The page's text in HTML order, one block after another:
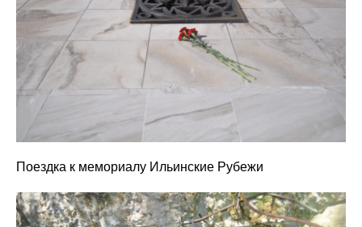
Поездка к мемориалу Ильинские Рубежи